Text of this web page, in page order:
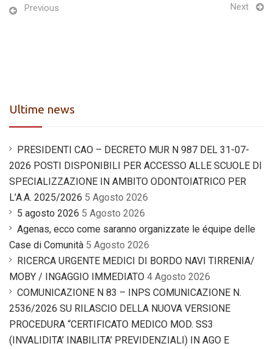
Previous Next
Ultime news
PRESIDENTI CAO – DECRETO MUR N 987 DEL 31-07-
2026 POSTI DISPONIBILI PER ACCESSO ALLE SCUOLE DI
SPECIALIZZAZIONE IN AMBITO ODONTOIATRICO PER
L’A.A. 2025/2026 5 Agosto 2026
5 agosto 2026 5 Agosto 2026
Agenas, ecco come saranno organizzate le équipe delle
Case di Comunità 5 Agosto 2026
RICERCA URGENTE MEDICI DI BORDO NAVI TIRRENIA/
MOBY / INGAGGIO IMMEDIATO 4 Agosto 2026
COMUNICAZIONE N 83 – INPS COMUNICAZIONE N.
2536/2026 SU RILASCIO DELLA NUOVA VERSIONE
PROCEDURA “CERTIFICATO MEDICO MOD. SS3
(INVALIDITA’ INABILITA’ PREVIDENZIALI) IN AGO E